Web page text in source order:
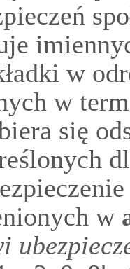
w
w
się
w